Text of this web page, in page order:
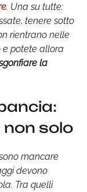
. Una su tutte:
tenere sotto
rientrano nelle
e potete allora
la
solo
mancare
devono
Tra quelli